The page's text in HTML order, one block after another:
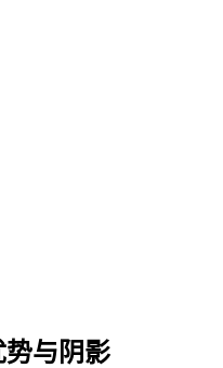
与阴影